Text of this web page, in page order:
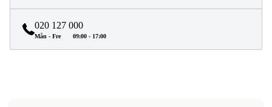
020 127 000
Mån - Fre 09:00 - 17:00